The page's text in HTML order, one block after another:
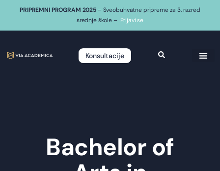
PRIPREMNI PROGRAM 2025 – Sveobuhvatne pripreme za 3. razred
srednje škole – Prijavi se
Konsultacije
Bachelor of